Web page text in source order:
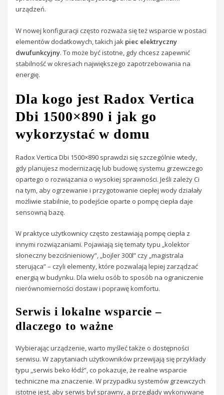
urządzeń.
W nowej konfiguracji często rozważa się też wsparcie w postaci
elementów dodatkowych, takich jak piec elektryczny
dwufunkcyjny. To może być istotne, gdy chcesz zapewnić
stabilność w okresach największego zapotrzebowania na
energię.
Dla kogo jest Radox Vertica
Dbi 1500×890 i jak go
wykorzystać w domu
Radox Vertica Dbi 1500×890 sprawdzi się szczególnie wtedy,
gdy planujesz modernizację lub budowę systemu grzewczego
opartego o rozwiązania o wysokiej sprawności. Jeśli zależy Ci
na tym, aby ogrzewanie i przygotowanie ciepłej wody działały
możliwie stabilnie, to podejście oparte o pompę ciepła daje
sensowną bazę.
W praktyce użytkownicy często zestawiają pompę ciepła z
innymi rozwiązaniami. Pojawiają się tematy typu „kolektor
słoneczny bezciśnieniowy”, „bojler 300l” czy „magistrala
sterująca” – czyli elementy, które pozwalają lepiej zarządzać
energią w budynku. Dla wielu osób to sposób na ograniczenie
nierównomierności dostaw i poprawę komfortu.
Serwis i lokalne wsparcie –
dlaczego to ważne
Wybierając urządzenie, warto myśleć także o dostępności
serwisu. W zapytaniach użytkowników przewijają się przykłady
typu „serwis beko łódź”, co pokazuje, że realne wsparcie
techniczne ma znaczenie. W przypadku systemów grzewczych
istotne jest, aby serwis był sprawny, a przeglądy wykonywane